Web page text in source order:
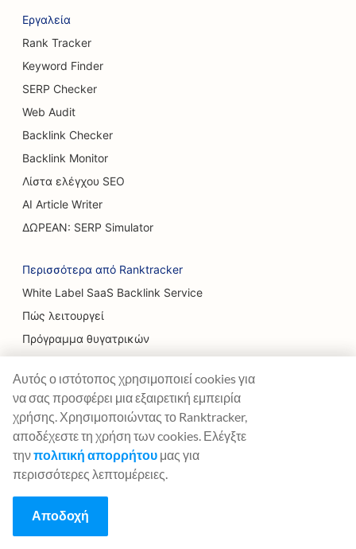
Εργαλεία
Rank Tracker
Keyword Finder
SERP Checker
Web Audit
Backlink Checker
Backlink Monitor
Λίστα ελέγχου SEO
AI Article Writer
ΔΩΡΕΑΝ: SERP Simulator
Περισσότερα από Ranktracker
White Label SaaS Backlink Service
Πώς λειτουργεί
Πρόγραμμα θυγατρικών
Γλωσσάριο SEO
Οδηγός SEO
Δωρεάν εργαλεία SEO
Συμφωνία Guest Post
Ιστορικό ενημέρωσης αλγορίθμων Google
Νομικό
Αυτός ο ιστότοπος χρησιμοποιεί cookies για
να σας προσφέρει μια εξαιρετική εμπειρία
χρήσης. Χρησιμοποιώντας το Ranktracker,
αποδέχεστε τη χρήση των cookies. Ελέγξτε
τηνπολιτική απορρήτου μας για
περισσότερες λεπτομέρειες.
Αποδοχή